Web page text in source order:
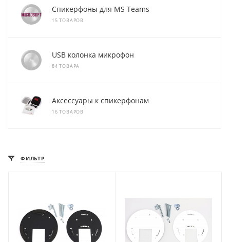
Спикерфоны для MS Teams
15 ТОВАРОВ
USB колонка микрофон
84 ТОВАРА
Аксессуары к спикерфонам
16 ТОВАРОВ
ФИЛЬТР